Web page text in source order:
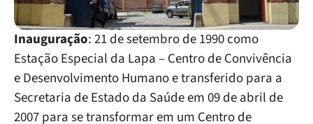
Inauguração: 21 de setembro de 1990 como
Estação Especial da Lapa – Centro de Convivência
e Desenvolvimento Humano e transferido para a
Secretaria de Estado da Saúde em 09 de abril de
2007 para se transformar em um Centro de